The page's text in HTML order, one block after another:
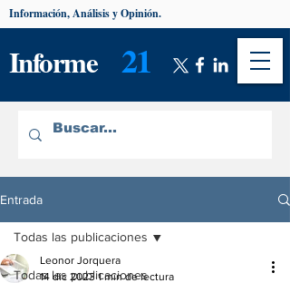
Informe 21
Información, Análisis y Opinión.
Entrada
Todas las publicaciones
Todas las publicaciones
Leonor Jorquera
14 dic 2023 1 min de lectura